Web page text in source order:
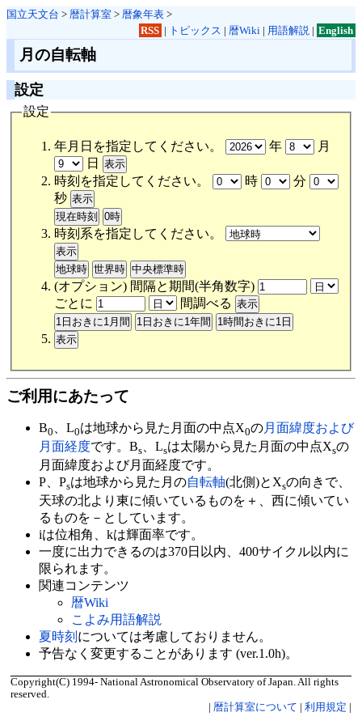
国立天文台 > 暦計算室 > 暦象年表 >
RSS | トピックス | 暦Wiki| 用語解説| English
月の自転軸
設定
設定
年月日を指定してください。 年
月
日
時刻を指定してください。
時
分
秒
時刻系を指定してください。
(オプション) 間隔と期間(半角数字)
ごとに
間調べる
ご利用にあたって
B0 、L0は地球から見た月面の中点X0の月面緯度および
月面経度です。Bs 、Lsは太陽から見た月面の中点Xsの
月面緯度および月面経度です。
P、Psは地球から見た月の自転軸(北側)とXsの向きで、
天球の北より東に傾いているものを＋、西に傾いてい
るものを－としています。
iは位相角、kは輝面率です。
一度に出力できるのは370日以内、400サイクル以内に
限られます。
関連コンテンツ
暦Wiki
こよみ用語解説
夏時刻 については考慮しておりません。
予告なく変更することがあります (ver.1.0h)。
Copyright(C) 1994- National Astronomical Observatory of Japan. All rights
reserved.
暦計算室について 利用規定